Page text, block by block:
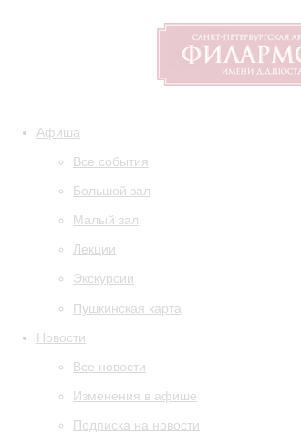
Афиша
Все события
Большой зал
Малый зал
Лекции
Экскурсии
Пушкинская карта
Новости
Все новости
Изменения в афише
Подписка на новости